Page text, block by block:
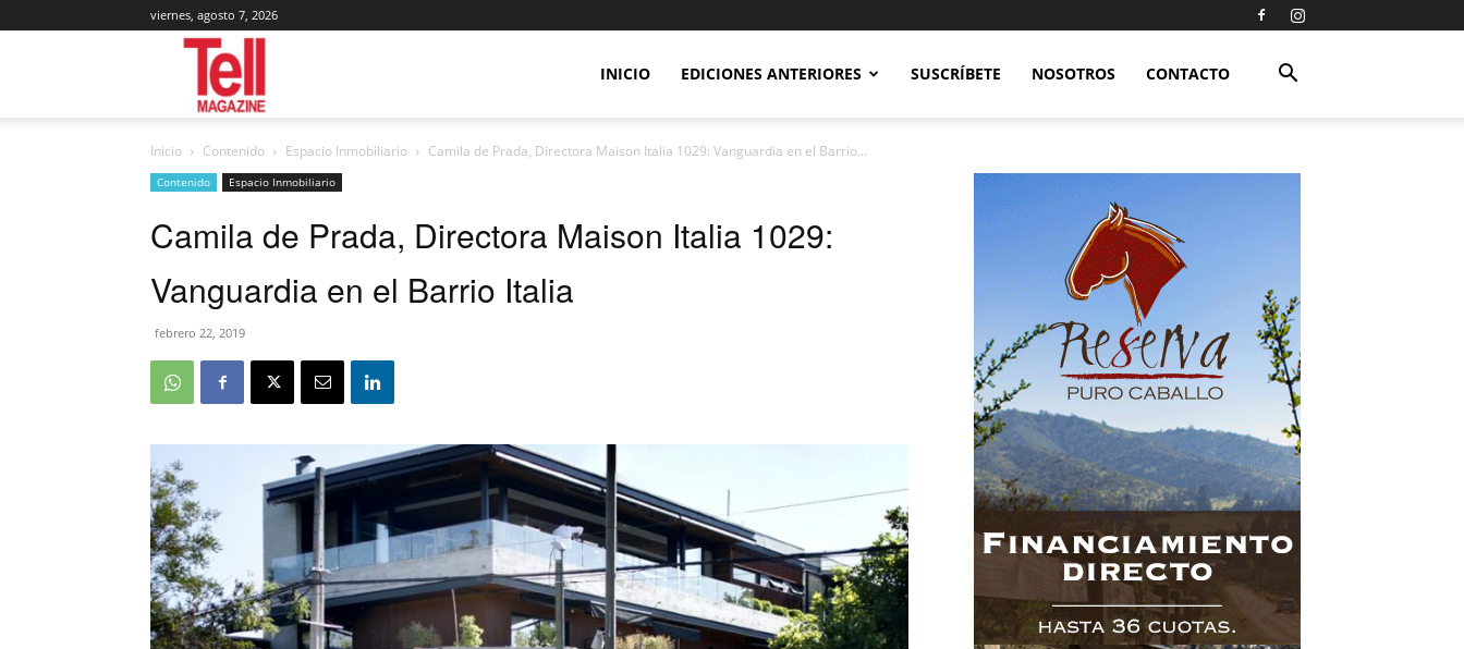
viernes, agosto 7, 2026
Magazine
INICIO EDICIONES ANTERIORES SUSCRÍBETE NOSOTROS CONTACTO
Inicio Contenido Espacio Inmobiliario Camila de Prada, Directora Maison Italia 1029: Vanguardia en el Barrio...
Contenido Espacio Inmobiliario
Camila de Prada, Directora Maison Italia 1029:
Vanguardia en el Barrio Italia
febrero 22, 2019